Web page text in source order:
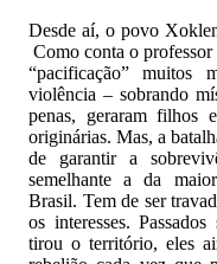
Desde aí, o povo
Como conta o
“pacificação” muitos
violência – sobrando
penas, geraram filhos
originárias. Mas, a
de garantir a
semelhante a da
Brasil. Tem de ser
os interesses.
tirou o território, eles